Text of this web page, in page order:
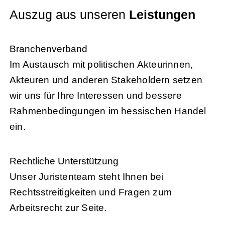
Auszug aus unseren Leistungen
Branchenverband
Im Austausch mit politischen Akteurinnen,
Akteuren und anderen Stakeholdern setzen
wir uns für Ihre Interessen und bessere
Rahmenbedingungen im hessischen Handel
ein.
Rechtliche Unterstützung
Unser Juristenteam steht Ihnen bei
Rechtsstreitigkeiten und Fragen zum
Arbeitsrecht zur Seite.